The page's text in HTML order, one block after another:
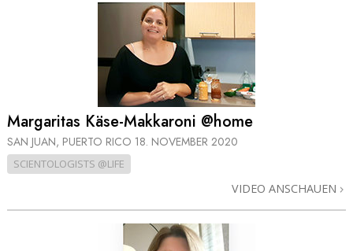
Margaritas Käse-Makkaroni @home
SAN JUAN, PUERTO RICO 18. NOVEMBER 2020
SCIENTOLOGISTS @LIFE
VIDEO ANSCHAUEN